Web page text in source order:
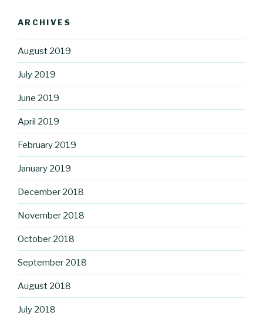
ARCHIVES
August 2019
July 2019
June 2019
April 2019
February 2019
January 2019
December 2018
November 2018
October 2018
September 2018
August 2018
July 2018